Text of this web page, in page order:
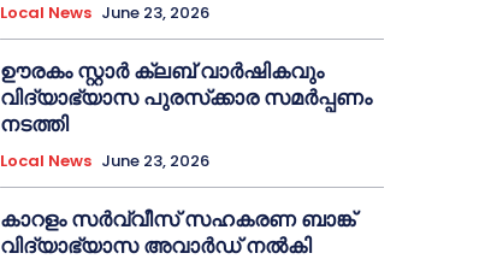
Local News June 23, 2026
ഊരകം സ്റ്റാർ ക്ലബ് വാർഷികവും
വിദ്യാഭ്യാസ പുരസ്‌ക്കാര സമർപ്പണം
നടത്തി
Local News June 23, 2026
കാറളം സർവ്വീസ് സഹകരണ ബാങ്ക്
വിദ്യാഭ്യാസ അവാർഡ് നൽകി